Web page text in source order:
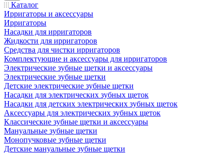
Каталог
Ирригаторы и аксессуары
Ирригаторы
Насадки для ирригаторов
Жидкости для ирригаторов
Средства для чистки ирригаторов
Комплектующие и аксессуары для ирригаторов
Электрические зубные щетки и аксессуары
Электрические зубные щетки
Детские электрические зубные щетки
Насадки для электрических зубных щеток
Насадки для детских электрических зубных щеток
Аксессуары для электрических зубных щеток
Классические зубные щетки и аксессуары
Мануальные зубные щетки
Монопучковые зубные щетки
Детские мануальные зубные щетки